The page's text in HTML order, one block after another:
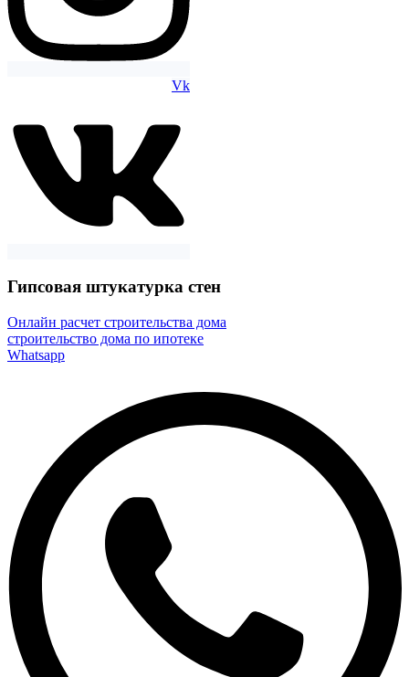
Vk
Гипсовая штукатурка стен
Онлайн расчет строительства дома
строительство дома по ипотеке
Whatsapp